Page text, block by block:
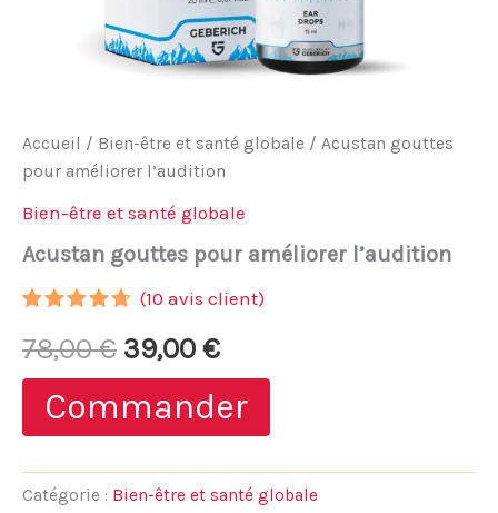
Accueil / Bien-être et santé globale / Acustan gouttes
pour améliorer l’audition
Bien-être et santé globale
Acustan gouttes pour améliorer l’audition
sur 5
basé
sur
notations
client
(10 avis client)
78,00€ Le
prix
initial
était :
39,00 €Le
prix
actuel
est :
Commander
Catégorie : Bien-être et santé globale